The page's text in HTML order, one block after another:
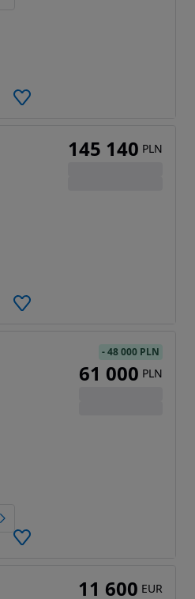
145 140 PLN
-48 000 PLN
61 000 PLN
11 600 EUR